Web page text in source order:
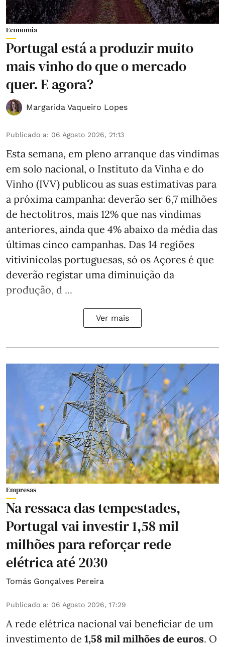
Economia
Portugal está a produzir muito
mais vinho do que o mercado
quer. E agora?
Margarida Vaqueiro Lopes
Publicado a: 06 Agosto 2026, 21:13
Esta semana, em pleno arranque das vindimas
em solo nacional, o Instituto da Vinha e do
Vinho (IVV) publicou as suas estimativas para
a próxima campanha: deverão ser 6,7 milhões
de hectolitros, mais 12% que nas vindimas
anteriores, ainda que 4% abaixo da média das
últimas cinco campanhas. Das 14 regiões
vitivinícolas portuguesas, só os Açores é que
deverão registar uma diminuição da
produção, d ...
Ver mais
Empresas
Na ressaca das tempestades,
Portugal vai investir 1,58 mil
milhões para reforçar rede
elétrica até 2030
Tomás Gonçalves Pereira
Publicado a: 06 Agosto 2026, 17:29
A rede elétrica nacional vai beneficiar de um
investimento de 1,58 mil milhões de euros. O